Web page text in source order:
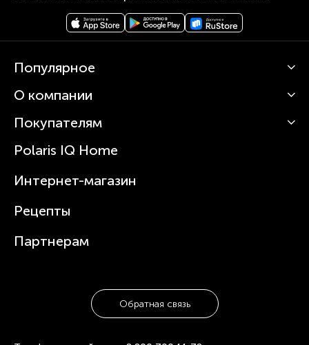
Популярное
Кофемашины
Вертикальные пылесосы
Зубные щетки и ирригаторы
Увлажнители
Посуда
О компании
О Polaris
Статьи
Покупателям
Сервисные центры
Где купить
Polaris IQ Home
Интернет-магазин
Рецепты
Партнерам
Обратная связь